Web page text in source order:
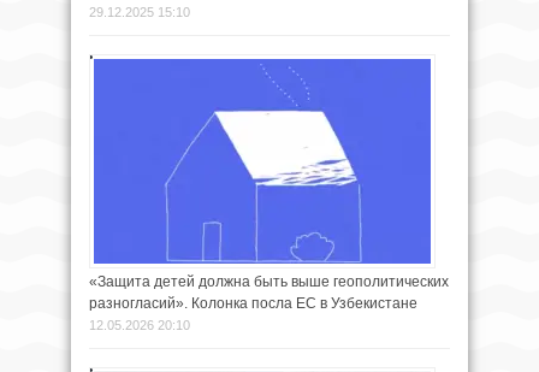
29.12.2025 15:10
«Защита детей должна быть выше геополитических
разногласий». Колонка посла ЕС в Узбекистане
12.05.2026 20:10